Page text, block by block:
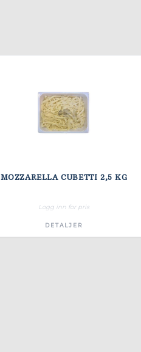
MOZZARELLA CUBETTI 2,5 KG
Logg inn for pris
DETALJER